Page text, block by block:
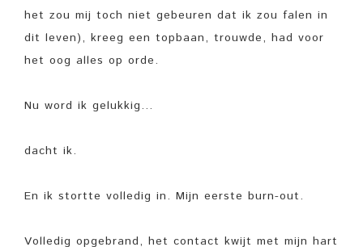
het zou mij toch niet gebeuren dat ik zou falen in
dit leven), kreeg een topbaan, trouwde, had voor
het oog alles op orde.
Nu word ik gelukkig…
dacht ik.
En ik stortte volledig in. Mijn eerste burn-out.
Volledig opgebrand, het contact kwijt met mijn hart